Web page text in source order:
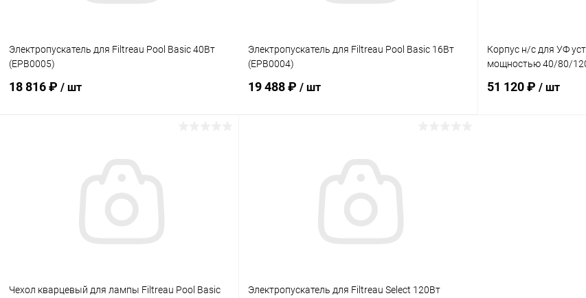
Электропускатель для Filtreau Pool Basic 40Вт
(EPB0005)
18 816 ₽ / шт
Электропускатель для Filtreau Pool Basic 16Вт
(EPB0004)
19 488 ₽ / шт
Корпус н/с для УФ
мощностью 40/80/
51 120 ₽ / шт
Чехол кварцевый для лампы Filtreau Pool Basic
Электропускатель для Filtreau Select 120Вт